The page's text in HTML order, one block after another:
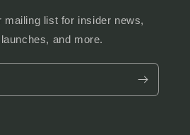
mailing list for insider news,
and more.